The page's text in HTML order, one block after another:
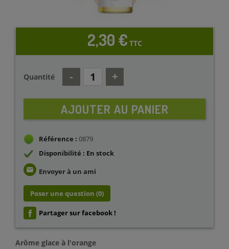
2,30 € TTC
Quantité
AJOUTER AU PANIER
Référence : 0879
Disponibilité : En stock
email Envoyer à un ami
Poser une question (0)
Partager sur facebook !
Arôme glace à l'orange